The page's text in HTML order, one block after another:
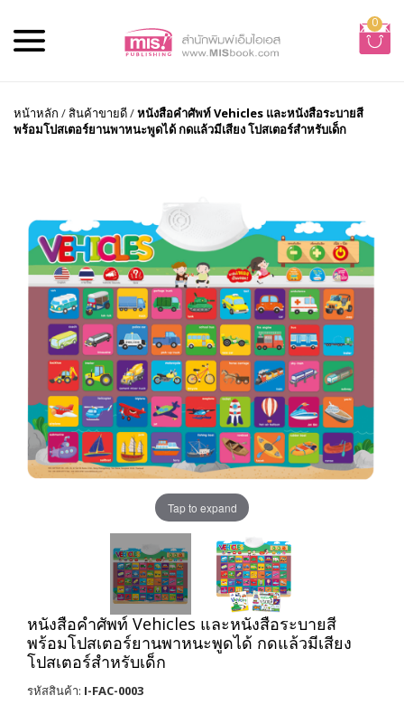
0
หน้าหลัก /สินค้าขายดี/หนังสือคำศัพท์ Vehicles และหนังสือระบายสี
พร้อมโปสเตอร์ยานพาหนะพูดได้ กดแล้วมีเสียง โปสเตอร์สำหรับเด็ก
Tap to expand
หนังสือคำศัพท์ Vehicles และหนังสือระบายสี
พร้อมโปสเตอร์ยานพาหนะพูดได้ กดแล้วมีเสียง
โปสเตอร์สำหรับเด็ก
รหัสสินค้า: I-FAC-0003